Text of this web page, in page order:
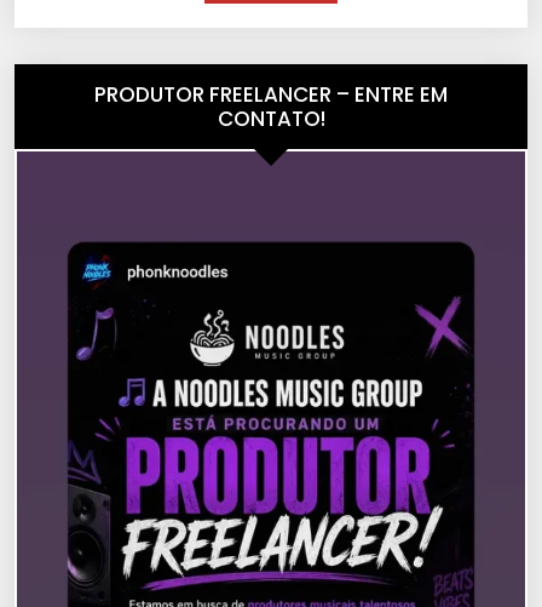
PRODUTOR FREELANCER – ENTRE EM
CONTATO!